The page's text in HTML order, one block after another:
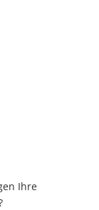
Ihre